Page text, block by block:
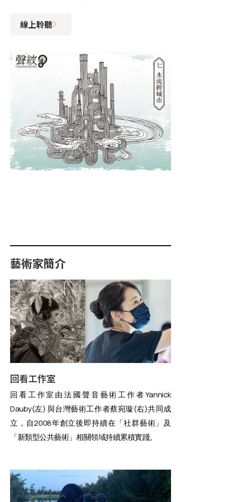
線上聆聽
藝術家簡介
回看工作室
回看工作室由法國聲音藝術工作者Yannick
Dauby(左) 與台灣藝術工作者蔡宛璇(右)共同成
立，自2008年創立後即持續在「社群藝術」及
「新類型公共藝術」相關領域持續累積實踐。